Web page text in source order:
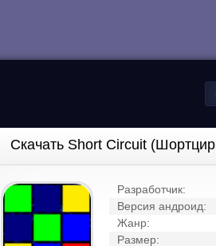
Скачать Short Circuit
Разработчик:
Версия андроид:
Жанр:
Размер: